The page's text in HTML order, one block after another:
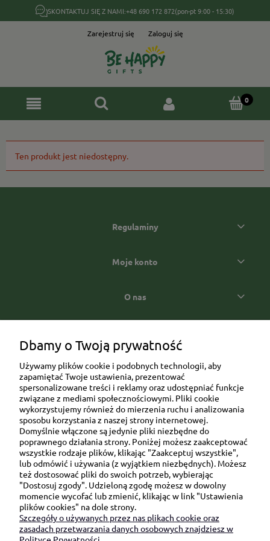
SKONTAKTUJ SIĘ Z NAMI:+48 690 172 872(pon-pt 9:00 - 15:30)
Zarejestruj się Zaloguj się
Ten produkt jest niedostępny.
Regulaminy
Moje konto
O nas
Ul. Brukowa 6/8 lok. 57/58
91-341 Łódź
NIP: 6751510615
SKONTAKTUJ SIĘ Z NAMI:
sklep@be-happygifts.com
+48 690 172 872
Dbamy o Twoją prywatność
Używamy plików cookie i podobnych technologii, aby
zapamiętać Twoje ustawienia, prezentować
spersonalizowane treści i reklamy oraz udostępniać funkcje
związane z mediami społecznościowymi. Pliki cookie
wykorzystujemy również do mierzenia ruchu i analizowania
sposobu korzystania z naszej strony internetowej.
Domyślnie włączone są jedynie pliki niezbędne do
poprawnego działania strony. Poniżej możesz zaakceptować
wszystkie rodzaje plików, klikając "Zaakceptuj wszystkie",
lub odmówić i używania (z wyjątkiem niezbędnych). Możesz
też dostosować pliki do swoich potrzeb, wybierając
"Dostosuj zgody". Udzieloną zgodę możesz w dowolny
momencie wycofać lub zmienić, klikając w link "Ustawienia
plików cookies" na dole strony.
Szczegóły o używanych przez nas plikach cookie oraz
zasadach przetwarzania danych osobowych znajdziesz w